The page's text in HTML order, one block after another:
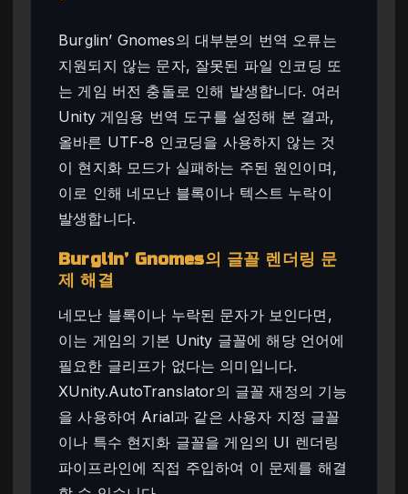
Burglin’ Gnomes의 대부분의 번역 오류는
지원되지 않는 문자, 잘못된 파일 인코딩 또
는 게임 버전 충돌로 인해 발생합니다. 여러
Unity 게임용 번역 도구를 설정해 본 결과,
올바른 UTF-8 인코딩을 사용하지 않는 것
이 현지화 모드가 실패하는 주된 원인이며,
이로 인해 네모난 블록이나 텍스트 누락이
발생합니다.
Burglin’ Gnomes의 글꼴 렌더링 문
제 해결
네모난 블록이나 누락된 문자가 보인다면,
이는 게임의 기본 Unity 글꼴에 해당 언어에
필요한 글리프가 없다는 의미입니다.
XUnity.AutoTranslator의 글꼴 재정의 기능
을 사용하여 Arial과 같은 사용자 지정 글꼴
이나 특수 현지화 글꼴을 게임의 UI 렌더링
파이프라인에 직접 주입하여 이 문제를 해결